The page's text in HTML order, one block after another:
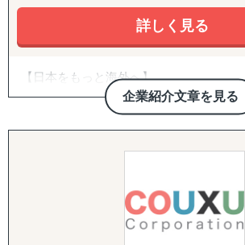
準備・戦略フェーズ（事前整理/分析・
準備）から、実行・検証フェーズ（営業
開拓、小売テスト販売、Amazon運用、
ます。
【パッケージに追加・継続できる支援メ
導入企業さまのニーズに応じ、以下のオ
施策を柔軟に組み合わせてご提供します。
英語HP／LP制作、展示会配布用チラシ
詳しく見る
企業紹介文章を見る
【日本をもっと海外へ】
弊社は2013年から12年間、最前線で海
プロフェッショナルチームです。
toCとtoBのハイブリッドだからこそ見え
す。自分たちが行った大量なトライ＆エ
をさせていただきながら、国内への課題
とが多く、現在のお取引先様は、【海外
【国内の課題】のハイブリット支援が90